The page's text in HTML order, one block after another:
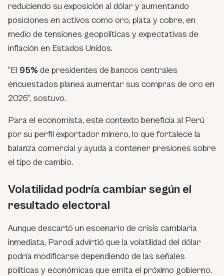
reduciendo su exposición al dólar y aumentando
posiciones en activos como oro, plata y cobre, en
medio de tensiones geopolíticas y expectativas de
inflación en Estados Unidos.
“El 95% de presidentes de bancos centrales
encuestados planea aumentar sus compras de oro en
2026”, sostuvo.
Para el economista, este contexto beneficia al Perú
por su perfil exportador minero, lo que fortalece la
balanza comercial y ayuda a contener presiones sobre
el tipo de cambio.
Volatilidad podría cambiar según el
resultado electoral
Aunque descartó un escenario de crisis cambiaria
inmediata, Parodi advirtió que la volatilidad del dólar
podría modificarse dependiendo de las señales
políticas y económicas que emita el próximo gobierno.